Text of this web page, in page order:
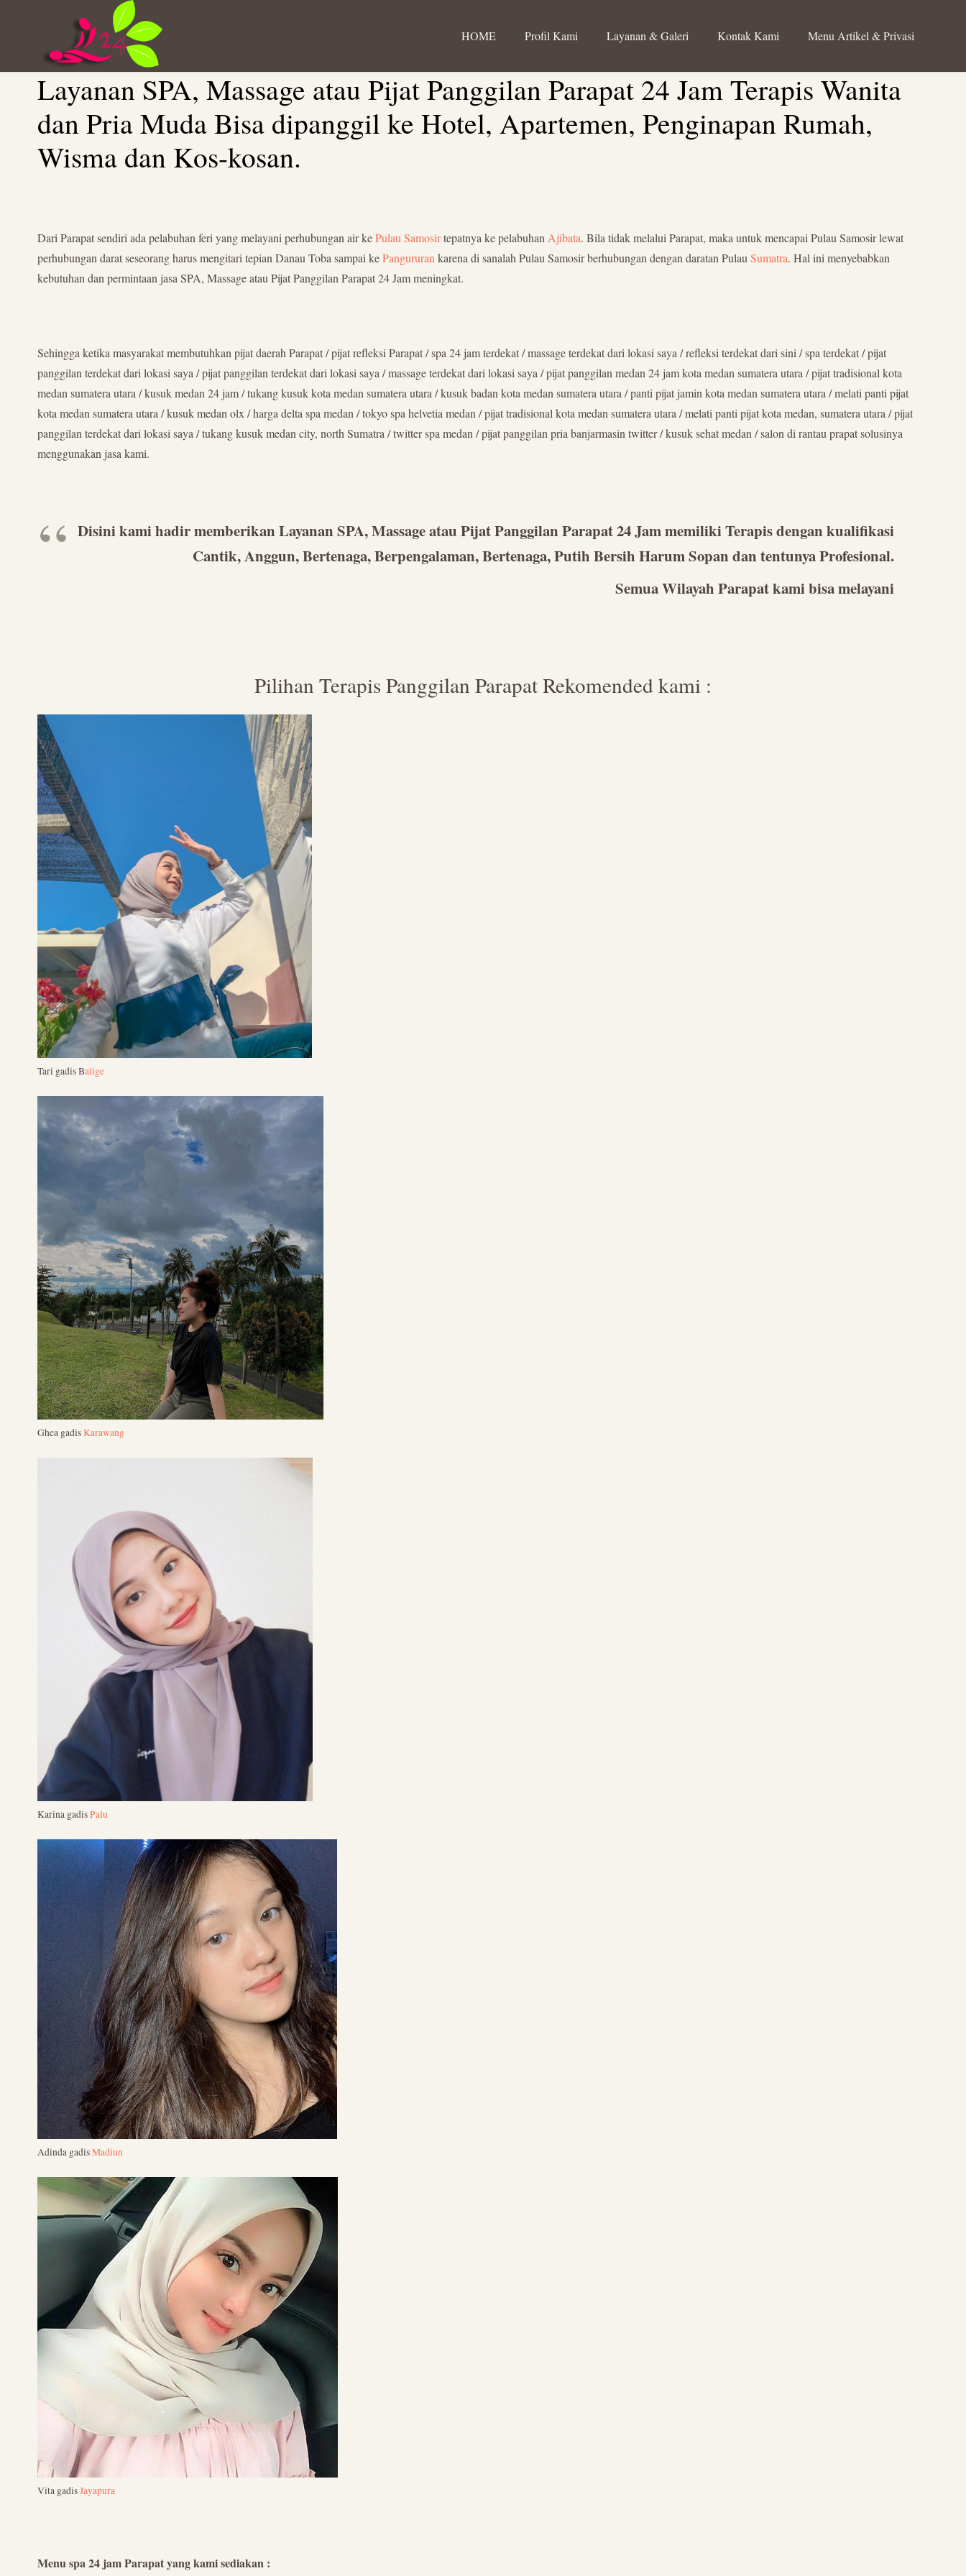
HOME Profil Kami Layanan & Galeri Kontak Kami Menu Artikel & Privasi
Layanan SPA, Massage atau Pijat Panggilan Parapat 24 Jam Terapis Wanita
dan Pria Muda Bisa dipanggil ke Hotel, Apartemen, Penginapan Rumah,
Wisma dan Kos-kosan.
Dari Parapat sendiri ada pelabuhan feri yang melayani perhubungan air kePulau Samosirtepatnya ke pelabuhan Ajibata. Bila tidak melalui Parapat, maka untuk mencapai Pulau Samosir lewat
perhubungan darat seseorang harus mengitari tepian Danau Toba sampai kePangururan karena di sanalah Pulau Samosir berhubungan dengan daratan Pulau Sumatra. Hal ini menyebabkan
kebutuhan dan permintaan jasa SPA, Massage atau Pijat Panggilan Parapat 24 Jam meningkat.
Sehingga ketika masyarakat membutuhkan pijat daerah Parapat / pijat refleksi Parapat / spa 24 jam terdekat / massage terdekat dari lokasi saya / refleksi terdekat dari sini / spa terdekat / pijat
panggilan terdekat dari lokasi saya / pijat panggilan terdekat dari lokasi saya / massage terdekat dari lokasi saya / pijat panggilan medan 24 jam kota medan sumatera utara / pijat tradisional kota
medan sumatera utara / kusuk medan 24 jam / tukang kusuk kota medan sumatera utara / kusuk badan kota medan sumatera utara / panti pijat jamin kota medan sumatera utara / melati panti pijat
kota medan sumatera utara / kusuk medan olx / harga delta spa medan / tokyo spa helvetia medan / pijat tradisional kota medan sumatera utara / melati panti pijat kota medan, sumatera utara / pijat
panggilan terdekat dari lokasi saya / tukang kusuk medan city, north Sumatra / twitter spa medan / pijat panggilan pria banjarmasin twitter / kusuk sehat medan / salon di rantau prapat solusinya
menggunakan jasa kami.
Disini kami hadir memberikan Layanan SPA, Massage atau Pijat Panggilan Parapat 24 Jam memiliki Terapis dengan kualifikasi
Cantik, Anggun, Bertenaga, Berpengalaman, Bertenaga, Putih Bersih Harum Sopan dan tentunya Profesional.
Semua Wilayah Parapat kami bisa melayani
Pilihan Terapis Panggilan Parapat Rekomended kami :
Tari gadis Balige
Ghea gadisKarawang
Karina gadisPalu
Adinda gadisMadiun
Vita gadisJayapura
Menu spa 24 jam Parapat yang kami sediakan :